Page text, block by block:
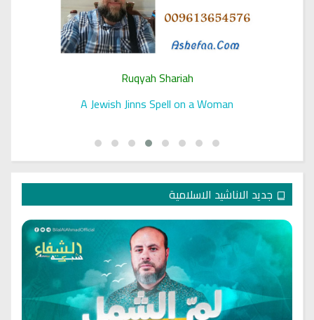
Ruqyah Shariah
A Jewish Jinns Spell on a Woman
جديد الاناشيد الاسلامية